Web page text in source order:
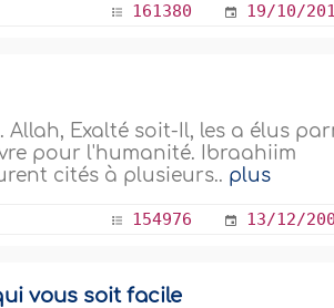
161380 19/10/
Exalté soit-Il, les a élus
pour l'humanité. Ibraahiim
cités à plusieurs.. plus
154976 13/12/
vous soit facile